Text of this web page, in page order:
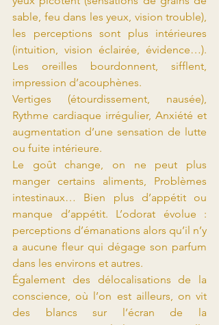
sable, feu dans les yeux, vision trouble),
les perceptions sont plus intérieures
(intuition, vision éclairée, évidence…).
Les oreilles bourdonnent, sifflent,
impression d’acouphènes.
Vertiges (étourdissement, nausée),
Rythme cardiaque irrégulier, Anxiété et
augmentation d’une sensation de lutte
ou fuite intérieure.
Le goût change, on ne peut plus
manger certains aliments, Problèmes
intestinaux… Bien plus d’appétit ou
manque d’appétit. L’odorat évolue :
perceptions d’émanations alors qu’il n’y
a aucune fleur qui dégage son parfum
dans les environs et autres.
Également des délocalisations de la
conscience, où l’on est ailleurs, on vit
des blancs sur l’écran de la